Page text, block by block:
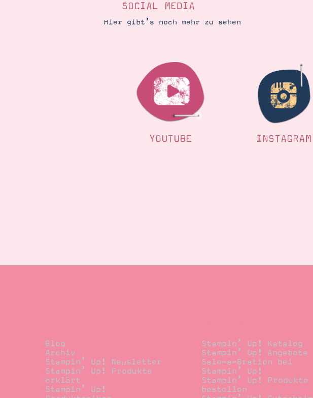
SOCIAL MEDIA
Hier gibt’s noch mehr zu sehen
YOUTUBE INSTAGRAM
Blog
Archiv
Stampin’ Up! Newsletter
Stampin’ Up! Produkte
erklärt
Stampin’ Up!
Stampin’ Up! Katalog
Stampin’ Up! Angebote
Sale-a-Bration bei
Stampin’ Up!
Stampin’ Up! Produkte
bestellen